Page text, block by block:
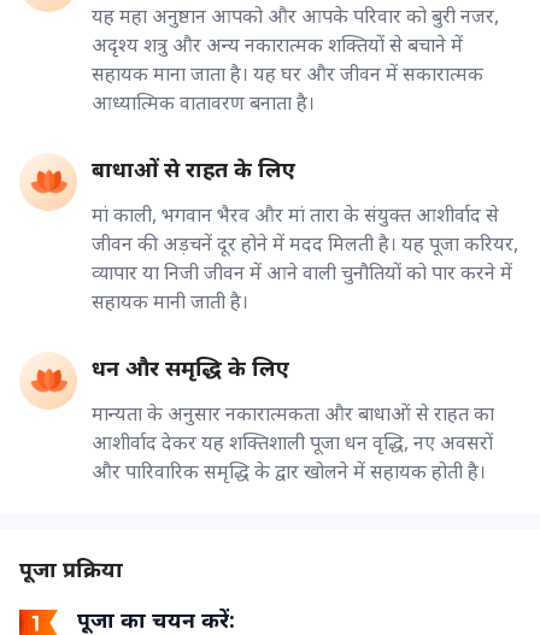
यह महा अनुष्ठान आपको और आपके परिवार को बुरी नजर,
अदृश्य शत्रु और अन्य नकारात्मक शक्तियों से बचाने में
सहायक माना जाता है। यह घर और जीवन में सकारात्मक
आध्यात्मिक वातावरण बनाता है।
बाधाओं से राहत के लिए
मां काली, भगवान भैरव और मां तारा के संयुक्त आशीर्वाद से
जीवन की अड़चनें दूर होने में मदद मिलती है। यह पूजा करियर,
व्यापार या निजी जीवन में आने वाली चुनौतियों को पार करने में
सहायक मानी जाती है।
धन और समृद्धि के लिए
मान्यता के अनुसार नकारात्मकता और बाधाओं से राहत का
आशीर्वाद देकर यह शक्तिशाली पूजा धन वृद्धि, नए अवसरों
और पारिवारिक समृद्धि के द्वार खोलने में सहायक होती है।
पूजा प्रक्रिया
पूजा का चयन करें: